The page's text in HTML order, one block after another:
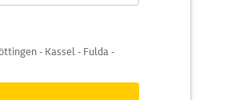
- Kassel - Fulda -